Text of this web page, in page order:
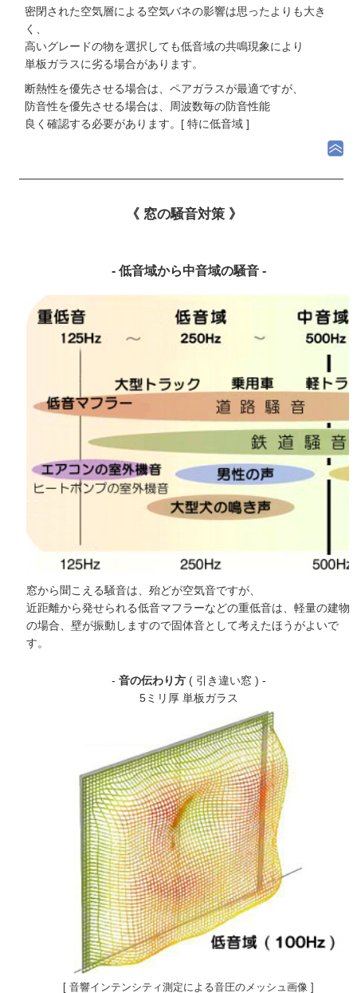
密閉された空気層による空気バネの影響は思ったよりも大き
く、
高いグレードの物を選択しても低音域の共鳴現象により
単板ガラスに劣る場合があります。
断熱性を優先させる場合は、ペアガラスが最適ですが、
防音性を優先させる場合は、周波数毎の防音性能
良く確認する必要があります。[ 特に低音域 ]
《 窓の騒音対策 》
- 低音域から中音域の騒音 -
窓から聞こえる騒音は、殆どが空気音ですが、
近距離から発せられる低音マフラーなどの重低音は、軽量の建物
の場合、壁が振動しますので固体音として考えたほうがよいで
す。
- 音の伝わり方( 引き違い窓 ) -
5ミリ厚 単板ガラス
[ 音響インテンシティ測定による音圧のメッシュ画像 ]